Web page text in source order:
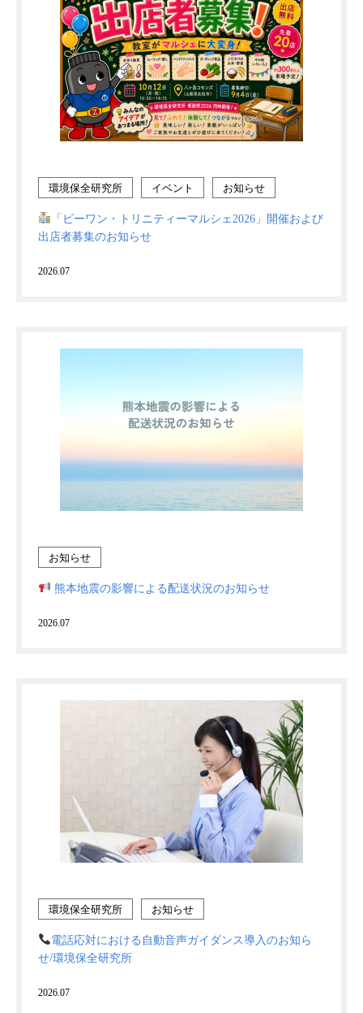
環境保全研究所 イベント お知らせ
「ビーワン・トリニティーマルシェ2026」開催および
出店者募集のお知らせ
2026.07
お知らせ
熊本地震の影響による配送状況のお知らせ
2026.07
環境保全研究所 お知らせ
電話応対における自動音声ガイダンス導入のお知ら
せ/環境保全研究所
2026.07